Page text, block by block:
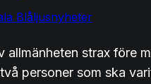
Blåljusnyheter
allmänheten strax före
personer som ska